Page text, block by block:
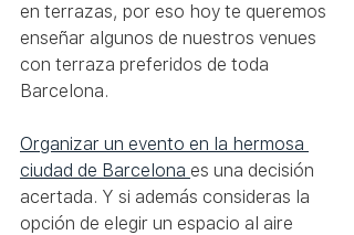
en terrazas, por eso hoy te queremos
enseñar algunos de nuestros venues
con terraza preferidos de toda
Barcelona.
Organizar un evento en la hermosa
ciudad de Barcelona es una decisión
acertada. Y si además consideras la
opción de elegir un espacio al aire